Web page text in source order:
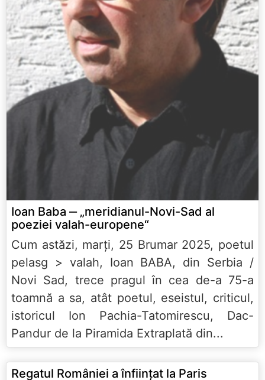
Ioan Baba ‒ „meridianul-Novi-Sad al
poeziei valah-europene“
Cum astăzi, marţi, 25 Brumar 2025, poetul
pelasg > valah, Ioan BABA, din Serbia /
Novi Sad, trece pragul în cea de-a 75-a
toamnă a sa, atât poetul, eseistul, criticul,
istoricul Ion Pachia-Tatomirescu, Dac-
Pandur de la Piramida Extraplată din...
Regatul României a înființat la Paris